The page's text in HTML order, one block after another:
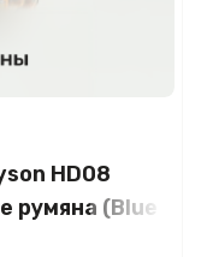
HD08
румяна (Blue